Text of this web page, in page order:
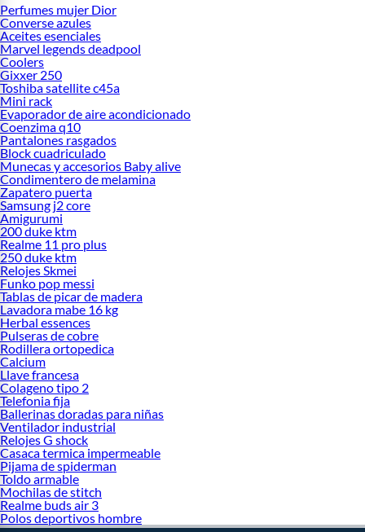
Perfumes mujer Dior
Converse azules
Aceites esenciales
Marvel legends deadpool
Coolers
Gixxer 250
Toshiba satellite c45a
Mini rack
Evaporador de aire acondicionado
Coenzima q10
Pantalones rasgados
Block cuadriculado
Munecas y accesorios Baby alive
Condimentero de melamina
Zapatero puerta
Samsung j2 core
Amigurumi
200 duke ktm
Realme 11 pro plus
250 duke ktm
Relojes Skmei
Funko pop messi
Tablas de picar de madera
Lavadora mabe 16 kg
Herbal essences
Pulseras de cobre
Rodillera ortopedica
Calcium
Llave francesa
Colageno tipo 2
Telefonia fija
Ballerinas doradas para niñas
Ventilador industrial
Relojes G shock
Casaca termica impermeable
Pijama de spiderman
Toldo armable
Mochilas de stitch
Realme buds air 3
Polos deportivos hombre